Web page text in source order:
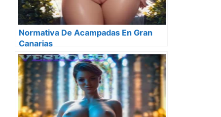
Normativa De Acampadas En Gran
Canarias